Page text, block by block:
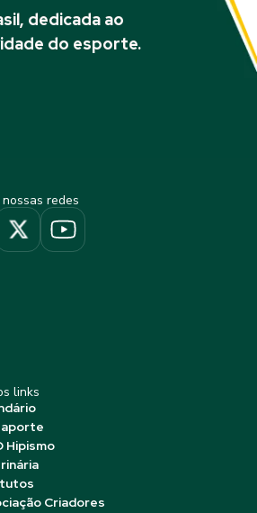
dedicada ao
do esporte.
redes
links
Hipismo
Criadores